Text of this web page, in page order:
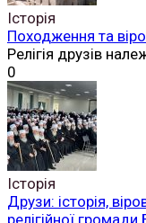
Історія
Походження та
Релігія друзів
0
Історія
Друзи: історія,
релігійної